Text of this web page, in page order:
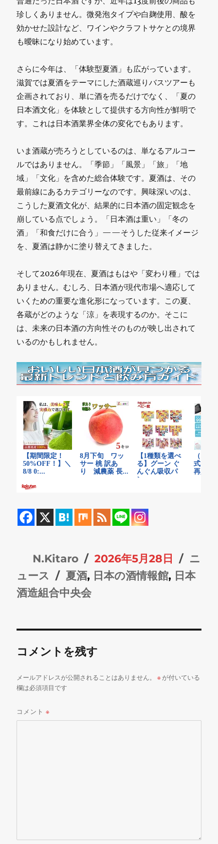
珍しくありません。微発泡タイプや白麹使用、酸を
効かせた設計など、ワインやクラフトサケとの境界
も曖昧になり始めています。
さらに今年は、「体験型夏酒」も広がっています。
滋賀では夏酒をテーマにした酒蔵巡りバスツアーも
企画されており、単に酒を売るだけでなく、「夏の
日本酒文化」を体験として提供する方向性が鮮明で
す。これは日本酒業界全体の変化でもあります。
いま酒蔵が売ろうとしているのは、単なるアルコー
ルではありません。「季節」「風景」「旅」「地
域」「文化」を含めた総合体験です。夏酒は、その
最前線にあるカテゴリーなのです。興味深いのは、
こうした夏酒文化が、結果的に日本酒の固定観念を
崩している点でしょう。「日本酒は重い」「冬の
酒」「和食だけに合う」——そうした従来イメージ
を、夏酒は静かに塗り替えてきました。
そして2026年現在、夏酒はもはや「変わり種」では
ありません。むしろ、日本酒が現代市場へ適応して
いくための重要な進化形になっています。この夏、
各蔵がどのような「涼」を表現するのか。そこに
は、未来の日本酒の方向性そのものが映し出されて
いるのかもしれません。
投
稿
者
N.Kitaro
投
稿
2026年5月28日
カ
テ
ー
ニ
ュース
タ
グ
夏酒, 日本の酒情報館, 日本
酒造組合中央会
コメントを残す
メールアドレスが公開されることはありません。 ※ が付いている
欄は必須項目です
コメント※